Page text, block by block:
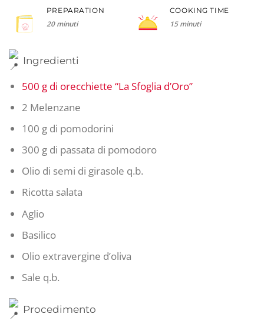
PREPARATION
20 minuti
COOKING TIME
15 minuti
Ingredienti
500 g di orecchiette “La Sfoglia d’Oro”
2 Melenzane
100 g di pomodorini
300 g di passata di pomodoro
Olio di semi di girasole q.b.
Ricotta salata
Aglio
Basilico
Olio extravergine d’oliva
Sale q.b.
Procedimento